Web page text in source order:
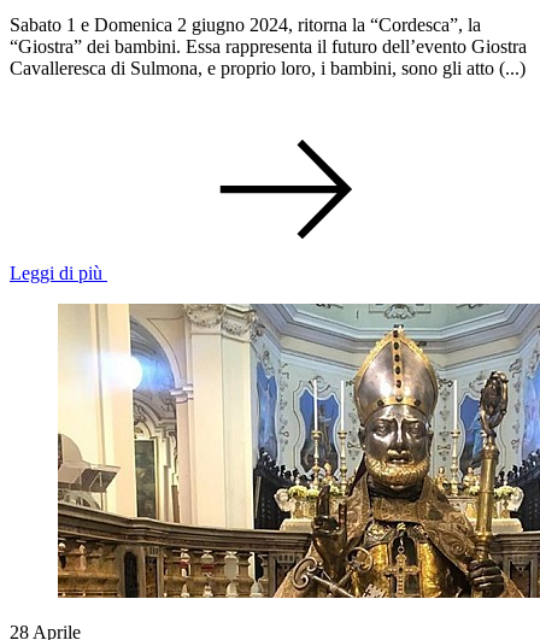
Sabato 1 e Domenica 2 giugno 2024, ritorna la “Cordesca”, la
“Giostra” dei bambini. Essa rappresenta il futuro dell’evento Giostra
Cavalleresca di Sulmona, e proprio loro, i bambini, sono gli atto (...)
Leggi di più
28 Aprile